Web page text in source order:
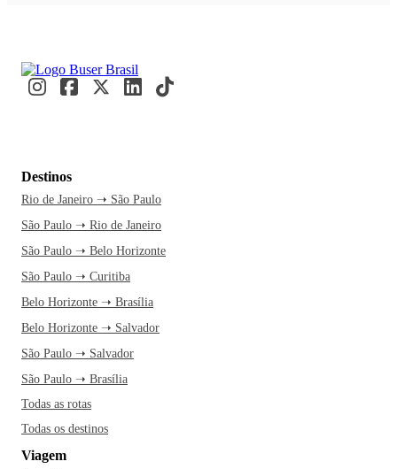
Destinos
Rio de Janeiro ➝ São Paulo
São Paulo ➝ Rio de Janeiro
São Paulo ➝ Belo Horizonte
São Paulo ➝ Curitiba
Belo Horizonte ➝ Brasília
Belo Horizonte ➝ Salvador
São Paulo ➝ Salvador
São Paulo ➝ Brasília
Todas as rotas
Todas os destinos
Viagem